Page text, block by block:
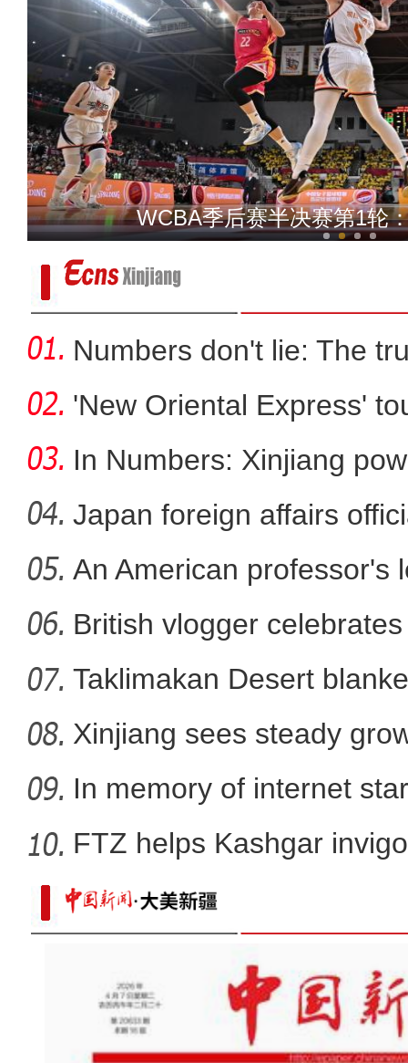
大美边疆看我家 | 艾兰盐湖：地
大美边疆看我家丨航拍
大美边疆看我家丨海拔4200米
WCBA季后赛半决赛第1轮
Numbers don't lie: The
'New Oriental Express'
In Numbers: Xinjiang
Japan foreign affairs
An American professor's
British vlogger
Taklimakan Desert
Xinjiang sees steady
In memory of internet
FTZ helps Kashgar
comm